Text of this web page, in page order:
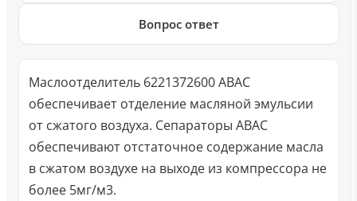
Вопрос ответ
Маслоотделитель 6221372600 ABAC
обеспечивает отделение масляной эмульсии
от сжатого воздуха. Сепараторы ABAC
обеспечивают отстаточное содержание масла
в сжатом воздухе на выходе из компрессора не
более 5мг/м3.